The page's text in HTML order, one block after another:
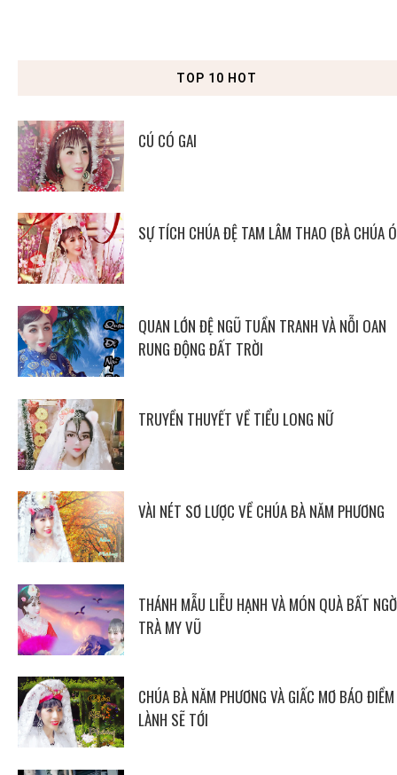
TOP 10 HOT
CÚ CÓ GAI
SỰ TÍCH CHÚA ĐỆ TAM LÂM THAO (BÀ CHÚA
QUAN LỚN ĐỆ NGŨ TUẦN TRANH VÀ NỖI OAN
RUNG ĐỘNG ĐẤT TRỜI
TRUYỀN THUYẾT VỀ TIỂU LONG NỮ
VÀI NÉT SƠ LƯỢC VỀ CHÚA BÀ NĂM PHƯƠNG
THÁNH MẪU LIỄU HẠNH VÀ MÓN QUÀ BẤT
TRÀ MY VŨ
CHÚA BÀ NĂM PHƯƠNG VÀ GIẤC MƠ BÁO ĐIỀM
LÀNH SẼ TỚI